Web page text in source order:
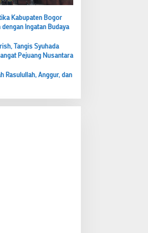
Kabupaten Bogor
Ingatan Budaya
Tangis Syuhada
Pejuang Nusantara
Rasulullah, Anggur, dan